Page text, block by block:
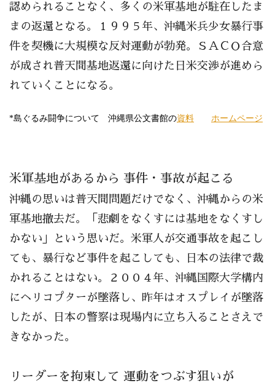
認められることなく、多くの米軍基地が駐在したま
まの返還となる。１９９５年、沖縄米兵少女暴行事
件を契機に大規模な反対運動が勃発。ＳＡＣＯ合意
が成され普天間基地返還に向けた日米交渉が進めら
れていくことになる。
*島ぐるみ闘争について 沖縄県公文書館の資料 ホームページ
米軍基地があるから 事件・事故が起こる
沖縄の思いは普天間問題だけでなく、沖縄からの米
軍基地撤去だ。「悲劇をなくすには基地をなくすし
かない」という思いだ。米軍人が交通事故を起こし
ても、暴行など事件を起こしても、日本の法律で裁
かれることはない。２００４年、沖縄国際大学構内
にヘリコプターが墜落し、昨年はオスプレイが墜落
したが、日本の警察は現場内に立ち入ることさえで
きなかった。
リーダーを拘束して 運動をつぶす狙いが